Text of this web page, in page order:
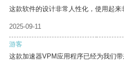
这款软件的设计非常人性化，使用起来
2025-09-11
游客
这款加速器VPM应用程序已经为我们